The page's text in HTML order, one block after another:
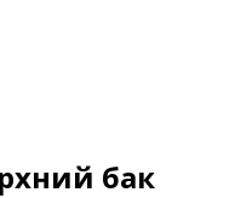
бак